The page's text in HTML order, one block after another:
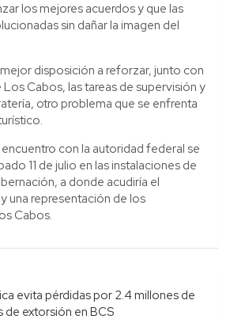
los mejores acuerdos y que las
sin dañar la imagen del
disposición a reforzar, junto con
Cabos, las tareas de supervisión y
otro problema que se enfrenta
con la autoridad federal se
11 de julio en las instalaciones de
a donde acudiría el
una representación de los
Cabos.
evita pérdidas por 2.4 millones de
de extorsión en BCS